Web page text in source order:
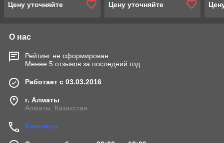
Цену уточняйте Цену уточняйте
О нас
Рейтинг не сформирован
Менее 5 отзывов за последний год
Работает с 03.03.2016
г. Алматы
Алматы, Казахстан
Контакты